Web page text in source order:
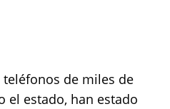
de miles de
el estado, han estado